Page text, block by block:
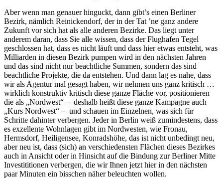
Aber wenn man genauer hinguckt, dann gibt’s einen Berliner
Bezirk, nämlich Reinickendorf, der in der Tat ’ne ganz andere
Zukunft vor sich hat als alle anderen Bezirke. Das liegt unter
anderem daran, dass Sie alle wissen, dass der Flughafen Tegel
geschlossen hat, dass es nicht läuft und dass hier etwas entsteht, was
Milliarden in diesen Bezirk pumpen wird in den nächsten Jahren
und das sind nicht nur beachtliche Summen, sondern das sind
beachtliche Projekte, die da entstehen. Und dann lag es nahe, dass
wir als Agentur mal gesagt haben, wir nehmen uns ganz kritisch …
wirklich konstruktiv kritisch diese ganze Fläche vor, positionieren
die als „Nordwest“ – deshalb heißt diese ganze Kampagne auch
„Kurs Nordwest“ – und schauen im Einzelnen, was sich für
Schritte dahinter verbergen. Jeder in Berlin weiß zumindestens, dass
es exzellente Wohnlagen gibt im Nordwesten, wie Fronau,
Hermsdorf, Heiligensee, Konradshöhe, das ist nicht unbedingt neu,
aber neu ist, dass (sich) an verschiedensten Flächen dieses Bezirkes
auch in Ansicht oder in Hinsicht auf die Bindung zur Berliner Mitte
Investititionen verbergen, die wir Ihnen jetzt hier in den nächsten
paar Minuten ein bisschen näher beleuchten wollen.